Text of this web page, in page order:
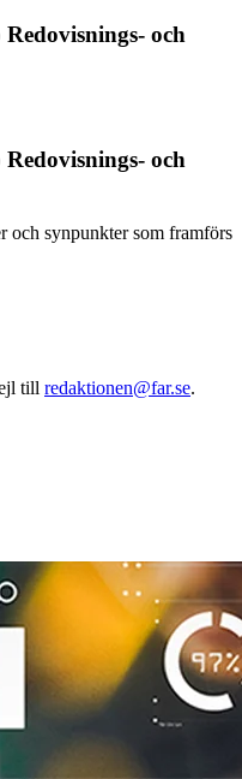
och
och
och synpunkter som framförs
till redaktionen@far.se.